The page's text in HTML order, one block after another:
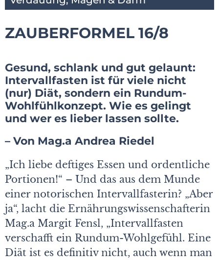
ZAUBERFORMEL 16/8
Gesund, schlank und gut gelaunt:
Intervallfasten ist für viele nicht
(nur) Diät, sondern ein Rundum-
Wohlfühlkonzept. Wie es gelingt
und wer es lieber lassen sollte.
– Von Mag.a Andrea Riedel
„Ich liebe deftiges Essen und ordentliche
Portionen!“ – Und das aus dem Munde
einer notorischen Intervallfasterin? „Aber
ja“, lacht die Ernährungswissenschafterin
Mag.a Margit Fensl, „Intervallfasten
verschafft ein Rund­um-Wohlgefühl. Eine
Diät ist es definitiv nicht, auch wenn man